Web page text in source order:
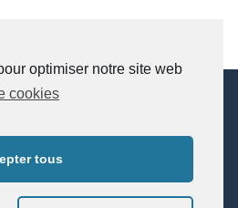
optimiser notre site web
cookies
tous
Dufresne